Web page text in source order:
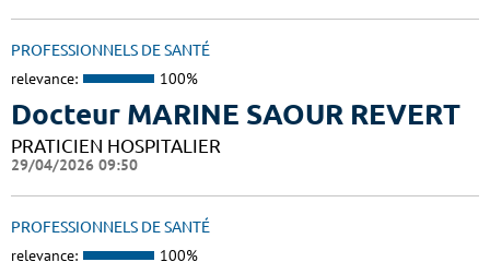
PROFESSIONNELS DE SANTÉ
relevance: 100%
Docteur MARINE SAOUR REVERT
PRATICIEN HOSPITALIER
29/04/2026 09:50
PROFESSIONNELS DE SANTÉ
relevance: 100%